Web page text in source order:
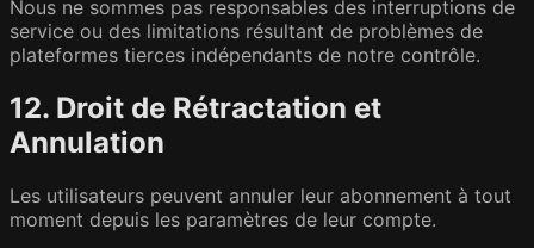
Nous ne sommes pas responsables des interruptions de
service ou des limitations résultant de problèmes de
plateformes tierces indépendants de notre contrôle.
12. Droit de Rétractation et
Annulation
Les utilisateurs peuvent annuler leur abonnement à tout
moment depuis les paramètres de leur compte.